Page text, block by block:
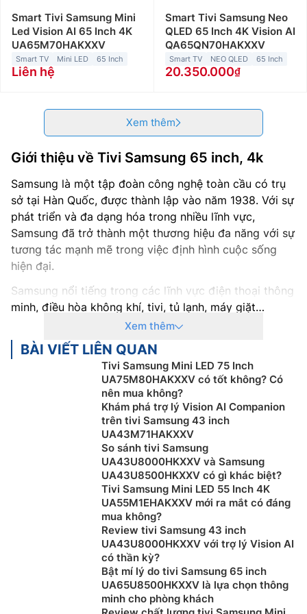
Smart Tivi Samsung Mini
Led Vision AI 65 Inch 4K
UA65M70HAKXXV
Smart TV Mini LED 65 Inch
Liên hệ
Smart Tivi Samsung Neo
QLED 65 Inch 4K Vision AI
QA65QN70HAKXXV
Smart TV NEO QLED 65 Inch
20.350.000
Xem thêm
Giới thiệu về Tivi Samsung 65 inch, 4k
Samsung là một tập đoàn công nghệ toàn cầu có trụ
sở tại Hàn Quốc, được thành lập vào năm 1938. Với sự
phát triển và đa dạng hóa trong nhiều lĩnh vực,
Samsung đã trở thành một thương hiệu đa năng với sự
tương tác mạnh mẽ trong việc định hình cuộc sống
hiện đại.
Samsung nổi tiếng trong các lĩnh vực điện thoại thông
minh, điều hòa không khí, tivi, tủ lạnh, máy giặt…
Không chỉ sở hữu thiết kế hiện đại mà còn được trang
bị nhiều công nghệ hiện đại hàng đầu hiện nay.
Riêng lĩnh vực tivi, Samsung đã tạo nên một tên tuổi
vượt trội với sự đổi mới và chất lượng hàng đầu.Tivi
được đánh giá cao về thiết kế tinh tế, chất
lượng hình ảnh đỉnh cao và tích hợp công nghệ tiên
tiến. Với một loạt các dòng sản phẩm, bao gồm QLED,
Neo QLED và Crystal UHD, Samsung mang đến cho
người dùng trải nghiệm giải trí tuyệt vời với độ sắc
nét, màu sắc tươi sáng và khả năng tương tác thông
Tivi Samsung còn tích hợp các tính năng thông minh
như hệ điều hành Tizen, cho phép người dùng truy cập
vào các ứng dụng giải trí, trình duyệt web, và thậm chí
điều khiển bằng giọng nói. Sự cam kết về hiệu năng và
đổi mới đã giúp tivi Samsung giữ vững vị thế hàng đầu
trong ngành công nghiệp giải trí gia đình.
Xem thêm
BÀI VIẾT LIÊN QUAN
Tivi Samsung Mini LED 75 Inch
UA75M80HAKXXV có tốt không? Có
nên mua không?
Khám phá trợ lý Vision AI Companion
trên tivi Samsung 43 inch
UA43M71HAKXXV
So sánh tivi Samsung
UA43U8000HKXXV và Samsung
UA43U8500HKXXV có gì khác biệt?
Tivi Samsung Mini LED 55 Inch 4K
UA55M1EHAKXXV mới ra mắt có đáng
mua không?
Review tivi Samsung 43 inch
UA43U8000HKXXV với trợ lý Vision AI
có thần kỳ?
Bật mí lý do tivi Samsung 65 inch
UA65U8500HKXXV là lựa chọn thông
minh cho phòng khách